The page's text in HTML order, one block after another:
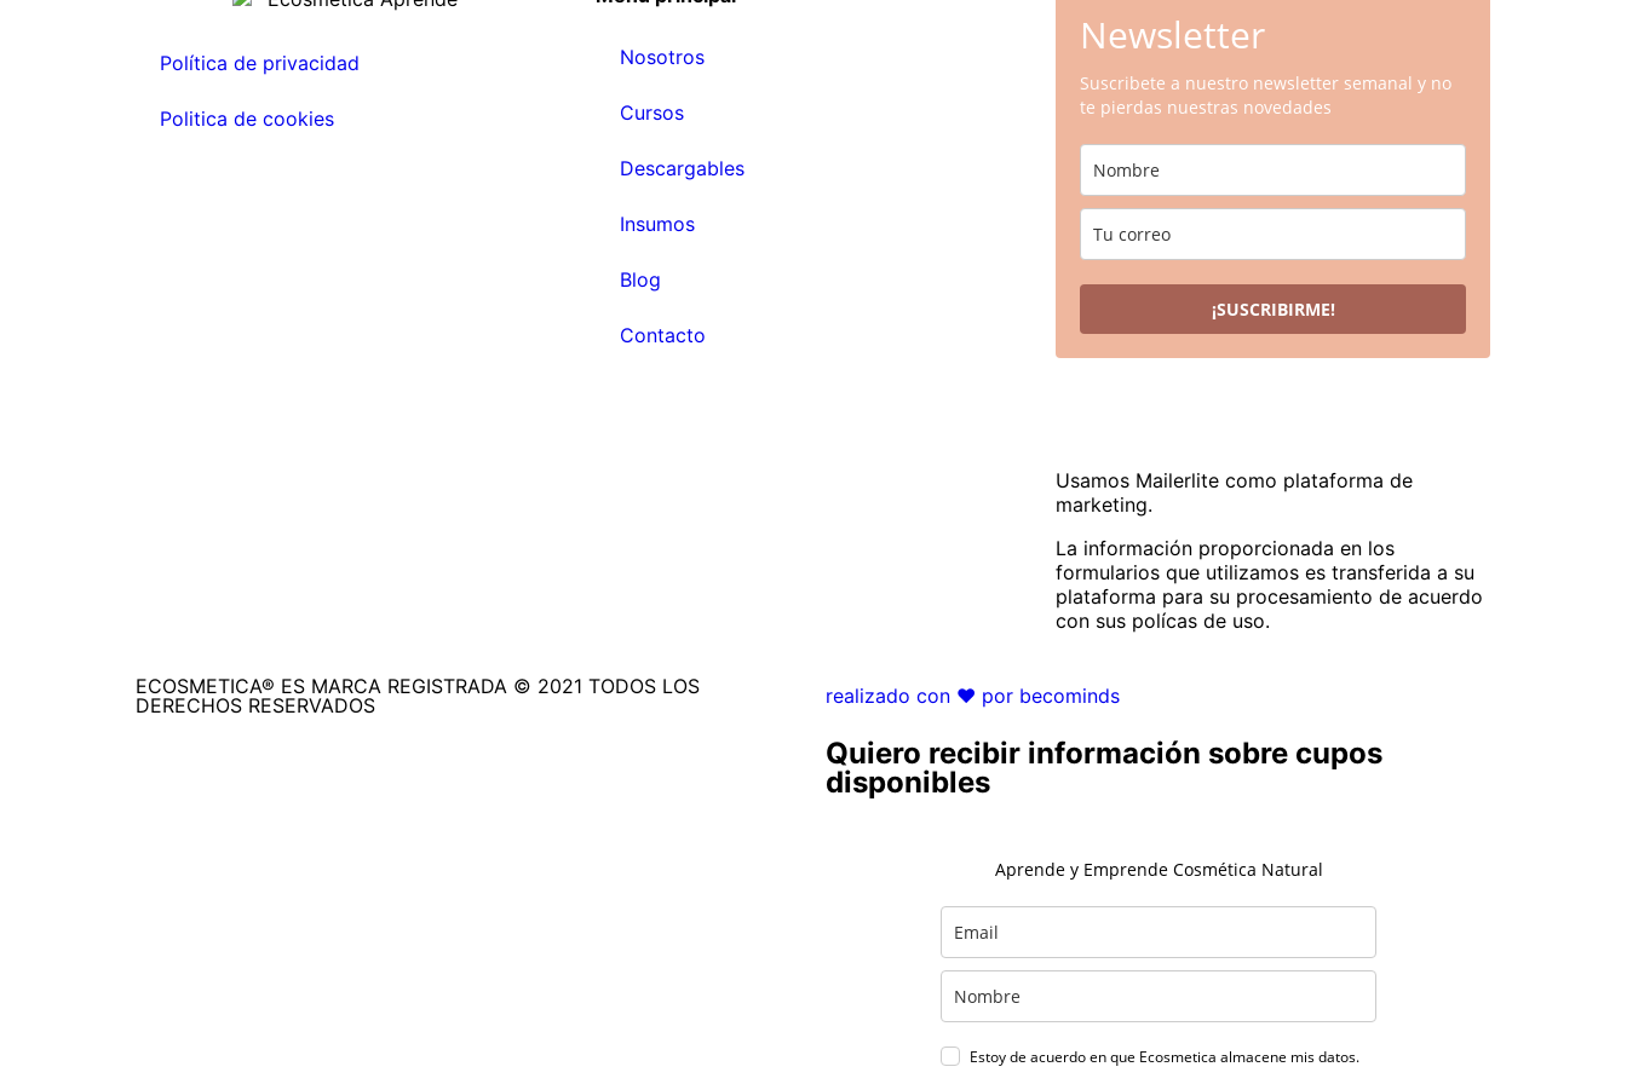
Política de privacidad
Politica de cookies
Nosotros
Cursos
Descargables
Insumos
Blog
Contacto
Newsletter
Suscribete a nuestro newsletter semanal y no
te pierdas nuestras novedades
¡SUSCRIBIRME!
Usamos Mailerlite como plataforma de
marketing.
La información proporcionada en los
formularios que utilizamos es transferida a su
plataforma para su procesamiento de acuerdo
con sus polícas de uso.
ECOSMETICA® ES MARCA REGISTRADA © 2021 TODOS LOS
DERECHOS RESERVADOS
realizado con ❤ por becominds
Quiero recibir información sobre cupos
disponibles
Aprende y Emprende Cosmética Natural
Estoy de acuerdo en que Ecosmetica almacene mis datos.